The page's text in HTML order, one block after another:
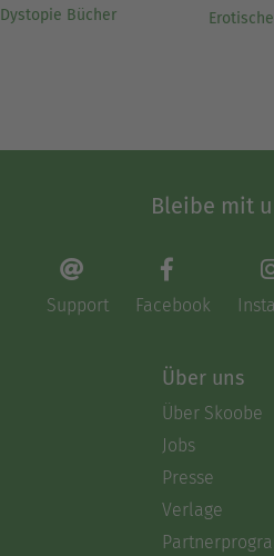
Dystopie Bücher
Bleibe mit
Support Facebook
Über uns
Über Skoobe
Jobs
Presse
Verlage